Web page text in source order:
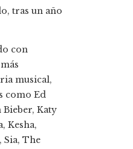
tras un año
con
musical,
como Ed
Bieber, Katy
Kesha,
Sia, The